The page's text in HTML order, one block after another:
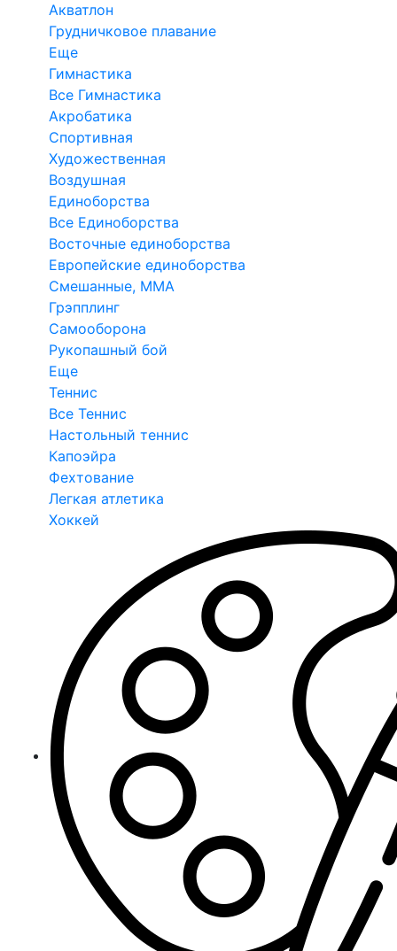
Акватлон
Грудничковое плавание
Еще
Гимнастика
Все Гимнастика
Акробатика
Спортивная
Художественная
Воздушная
Единоборства
Все Единоборства
Восточные единоборства
Европейские единоборства
Смешанные, ММА
Грэпплинг
Самооборона
Рукопашный бой
Еще
Теннис
Все Теннис
Настольный теннис
Капоэйра
Фехтование
Легкая атлетика
Хоккей